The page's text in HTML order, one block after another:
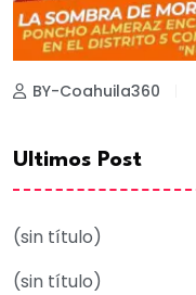
BY-Coahuila360
Ultimos Post
(sin título)
(sin título)